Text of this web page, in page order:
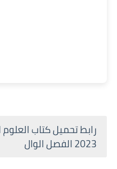
رابط تحميل كتاب
2023 الفصل الوال